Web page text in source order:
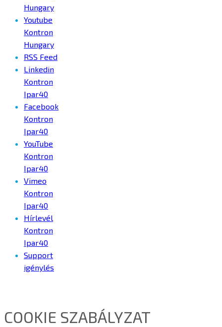
Hungary
Youtube
Kontron
Hungary
RSS Feed
Linkedin
Kontron
Ipar40
Facebook
Kontron
Ipar40
YouTube
Kontron
Ipar40
Vimeo
Kontron
Ipar40
Hírlevél
Kontron
Ipar40
Support
igénylés
COOKIE SZABÁLYZAT